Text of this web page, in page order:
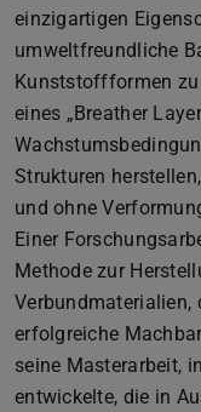
einzigartigen
umweltfreundliche
Kunststoffformen
eines „Breather
Strukturen
und ohne
Einer
Methode zur
Verbundmaterialien,
erfolgreiche
seine Masterarbeit,
entwickelte, die in